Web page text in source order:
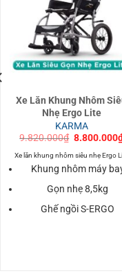
Xe Lăn Khung Nhôm
Nhẹ Ergo Lite
KARMA
9.820.000₫ Giá
là:
9.820.000₫.
8.800.000
Xe lăn khung nhôm siêu nhẹ Ergo
Khung nhôm máy
Gọn nhẹ 8,5kg
Ghế ngồi S-ERGO